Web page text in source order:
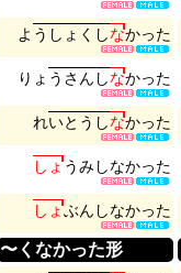
よ う し ょ く しなかった
り ょ う さ ん しなかった
れいと う しなかった
し ょうみしなかった
し ょぶん しなかった
〜くなかった形